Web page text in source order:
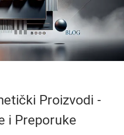
Proizvodi -
i Preporuke